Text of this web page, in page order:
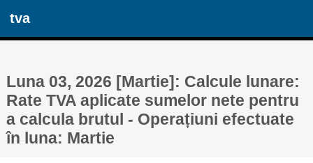
tva
Luna 03, 2026 [Martie]: Calcule lunare:
Rate TVA aplicate sumelor nete pentru
a calcula brutul - Operațiuni efectuate
în luna: Martie